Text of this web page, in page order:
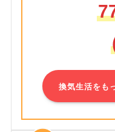
換気生活をも